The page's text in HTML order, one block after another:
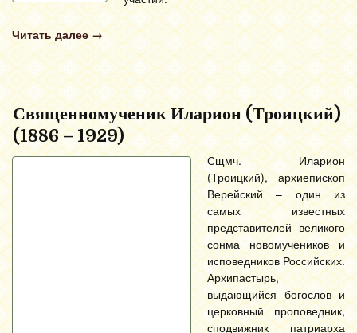
Читать далее →
Священномученик Иларион (Троицкий)
(1886 – 1929)
Сщмч. Иларион
(Троицкий), архиепископ
Верейский – один из
самых известных
представителей великого
сонма новомучеников и
исповедников Российских.
Архипастырь,
выдающийся богослов и
церковный проповедник,
сподвижник патриарха